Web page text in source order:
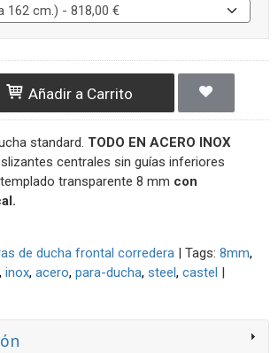
Añadir a Carrito
standard. TODO EN ACERO INOX
centrales sin guías inferiores
transparente 8 mm con
de ducha frontal corredera | Tags: 8mm
inox acero para-ducha steel castel |